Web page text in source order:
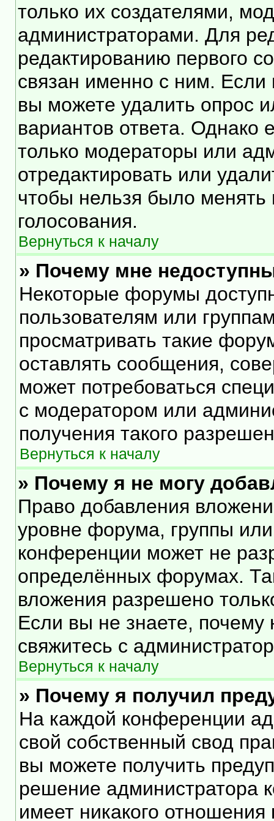
только их создателями,
администраторами. Для
редактированию первого
связан именно с ним. Если
вы можете удалить опрос
вариантов ответа. Однако
только модераторы или
отредактировать или
чтобы нельзя было менять
голосования.
Вернуться к началу
» Почему мне
Некоторые форумы
пользователям или
просматривать такие
оставлять сообщения,
может потребоваться
с модератором или
получения такого
Вернуться к началу
» Почему я не могу
Право добавления
уровне форума, группы
конференции может не
определённых форумах.
вложения разрешено
Если вы не знаете,
свяжитесь с
Вернуться к началу
» Почему я получил
На каждой конференции
свой собственный свод
вы можете получить
решение администратора
имеет никакого